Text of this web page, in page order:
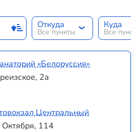
Откуда
Все пункты
Куда
Все
«Белоруссия»
2а
Центральный
Октября, 114